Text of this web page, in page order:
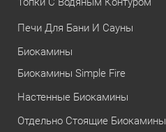
Печи Для Бани И Сауны
Биокамины
Биокамины Simple Fire
Настенные Биокамины
Отдельно Стоящие Биокамины